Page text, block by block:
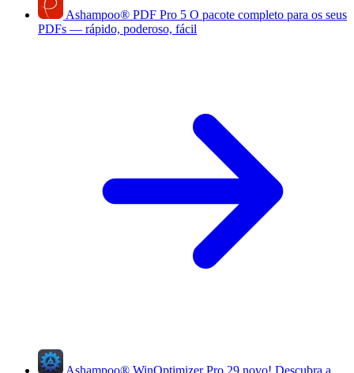
Ashampoo® PDF Pro 5 O pacote completo para os seus
PDFs — rápido, poderoso, fácil
Ashampoo® WinOptimizer Pro 29 novo! Descubra a